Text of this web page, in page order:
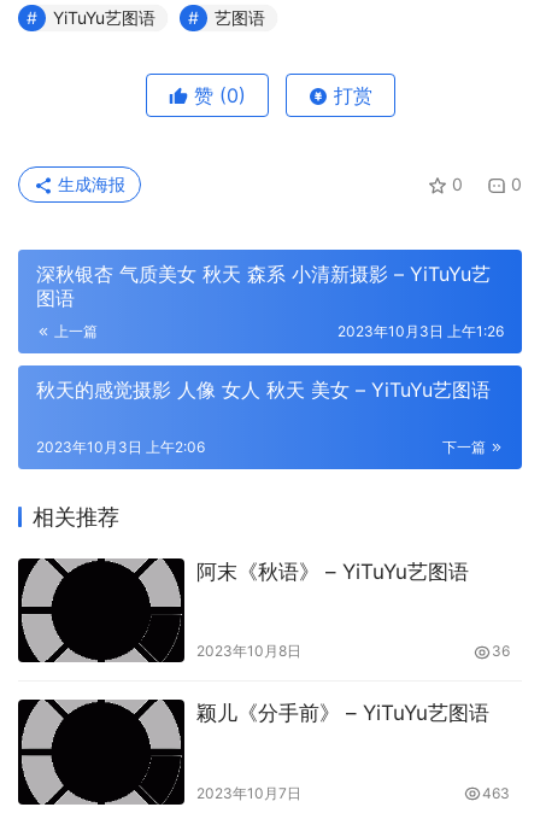
YiTuYu艺图语 艺图语
赞 (0) 打赏
0 0
生成海报
深秋银杏 气质美女 秋天 森系 小清新摄影 – YiTuYu艺
图语
上一篇 2023年10月3日 上午1:26
秋天的感觉摄影 人像 女人 秋天 美女 – YiTuYu艺图语
下一篇
2023年10月3日 上午2:06
相关推荐
阿末《秋语》 – YiTuYu艺图语
2023年10月8日 36
颖儿《分手前》 – YiTuYu艺图语
2023年10月7日 463